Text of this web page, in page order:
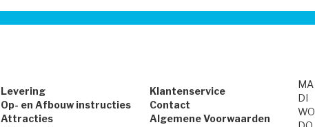
Levering
Op- en Afbouw instructies
Attracties
Klantenservice
Contact
Algemene Voorwaarden
MA
DI
WO